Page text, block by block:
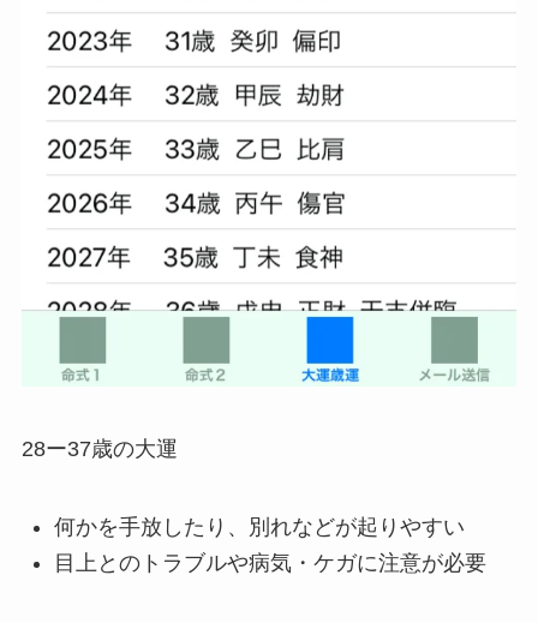
28ー37歳の大運
何かを手放したり、別れなどが起りやすい
目上とのトラブルや病気・ケガに注意が必要